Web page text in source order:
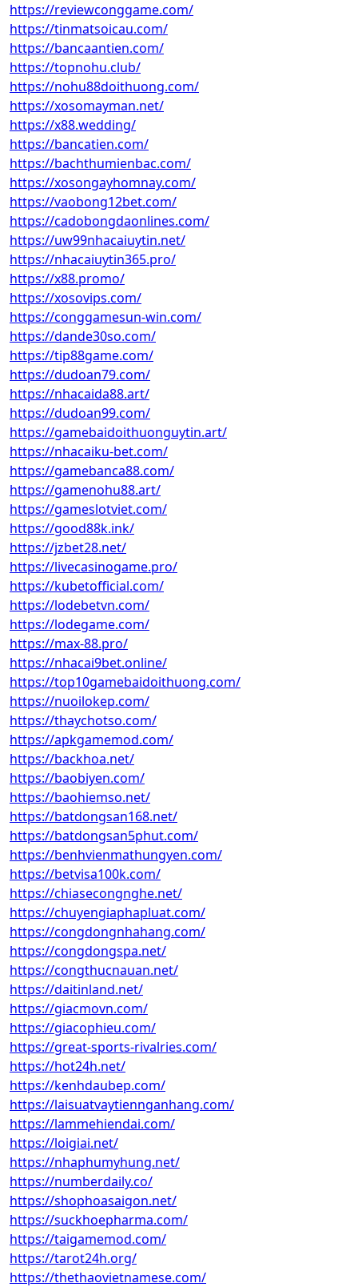
https://reviewconggame.com/
https://tinmatsoicau.com/
https://bancaantien.com/
https://topnohu.club/
https://nohu88doithuong.com/
https://xosomayman.net/
https://x88.wedding/
https://bancatien.com/
https://bachthumienbac.com/
https://xosongayhomnay.com/
https://vaobong12bet.com/
https://cadobongdaonlines.com/
https://uw99nhacaiuytin.net/
https://nhacaiuytin365.pro/
https://x88.promo/
https://xosovips.com/
https://conggamesun-win.com/
https://dande30so.com/
https://tip88game.com/
https://dudoan79.com/
https://nhacaida88.art/
https://dudoan99.com/
https://gamebaidoithuonguytin.art/
https://nhacaiku-bet.com/
https://gamebanca88.com/
https://gamenohu88.art/
https://gameslotviet.com/
https://good88k.ink/
https://jzbet28.net/
https://livecasinogame.pro/
https://kubetofficial.com/
https://lodebetvn.com/
https://lodegame.com/
https://max-88.pro/
https://nhacai9bet.online/
https://top10gamebaidoithuong.com/
https://nuoilokep.com/
https://thaychotso.com/
https://apkgamemod.com/
https://backhoa.net/
https://baobiyen.com/
https://baohiemso.net/
https://batdongsan168.net/
https://batdongsan5phut.com/
https://benhvienmathungyen.com/
https://betvisa100k.com/
https://chiasecongnghe.net/
https://chuyengiaphapluat.com/
https://congdongnhahang.com/
https://congdongspa.net/
https://congthucnauan.net/
https://daitinland.net/
https://giacmovn.com/
https://giacophieu.com/
https://great-sports-rivalries.com/
https://hot24h.net/
https://kenhdaubep.com/
https://laisuatvaytiennganhang.com/
https://lammehiendai.com/
https://loigiai.net/
https://nhaphumyhung.net/
https://numberdaily.co/
https://shophoasaigon.net/
https://suckhoepharma.com/
https://taigamemod.com/
https://tarot24h.org/
https://thethaovietnamese.com/